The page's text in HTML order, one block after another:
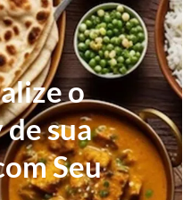
o
sua
Seu